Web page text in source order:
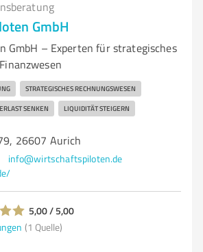
GmbH
GmbH – Experten für strategisches
STRATEGISCHES RECHNUNGSWESEN
SENKEN LIQUIDITÄT STEIGERN
26607 Aurich
info@wirtschaftspiloten.de
5,00 / 5,00
(1 Quelle)